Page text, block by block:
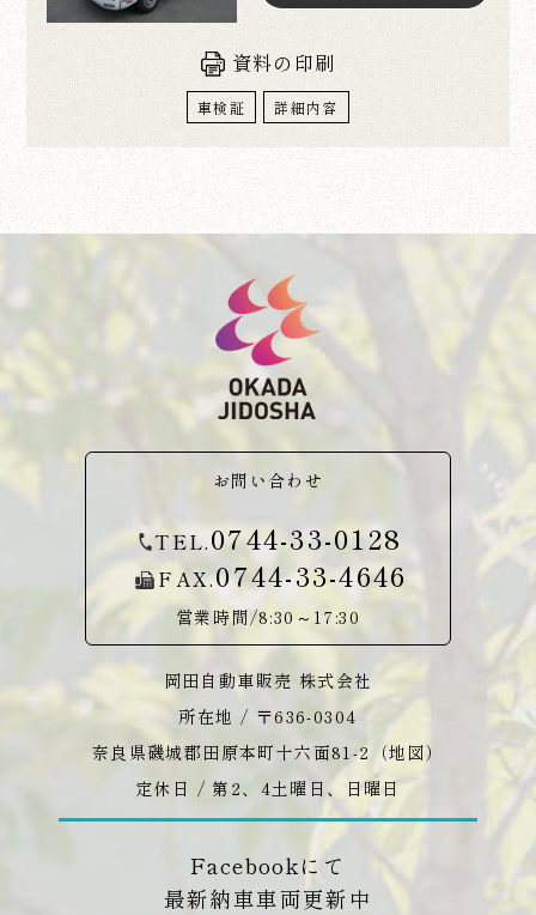
資料の印刷
車検証 詳細内容
お問い合わせ
TEL.0744-33-0128
FAX.0744-33-4646
営業時間/8:30～17:30
岡田自動車販売 株式会社
所在地 / 〒636-0304
奈良県磯城郡田原本町十六面81-2（地図）
定休日 / 第2、4土曜日、日曜日
Facebookにて
最新納車車両更新中